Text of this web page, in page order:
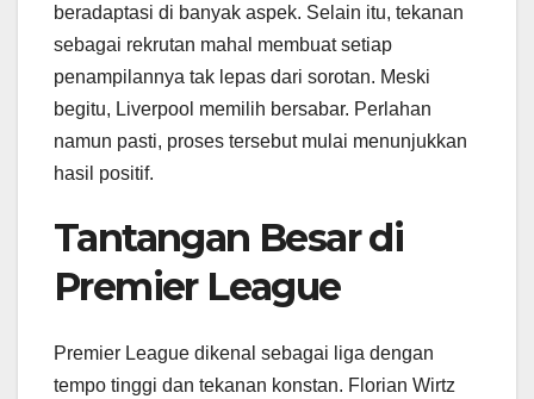
beradaptasi di banyak aspek. Selain itu, tekanan
sebagai rekrutan mahal membuat setiap
penampilannya tak lepas dari sorotan. Meski
begitu, Liverpool memilih bersabar. Perlahan
namun pasti, proses tersebut mulai menunjukkan
hasil positif.
Tantangan Besar di
Premier League
Premier League dikenal sebagai liga dengan
tempo tinggi dan tekanan konstan. Florian Wirtz